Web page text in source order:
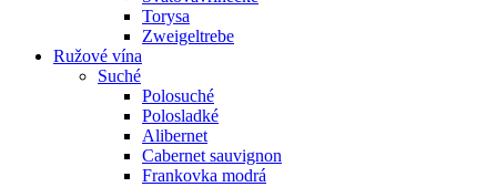
Torysa
Zweigeltrebe
Ružové vína
Suché
Polosuché
Polosladké
Alibernet
Cabernet sauvignon
Frankovka modrá